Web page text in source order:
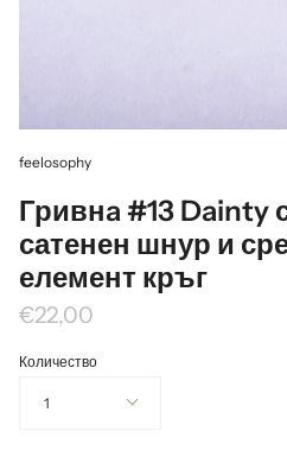
feelosophy
Гривнa #13 Dainty
сатенен шнур и
елемент кръг
€22,00
Количество
1